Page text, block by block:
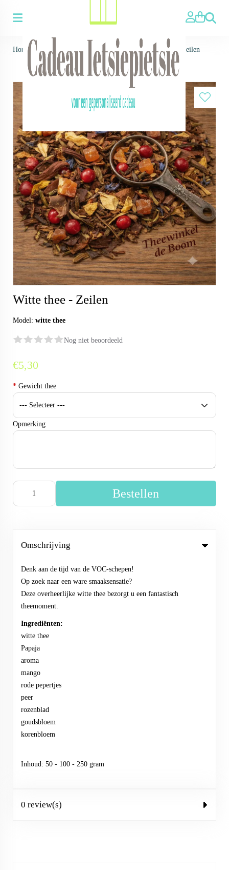
Zoeken
Home > Thee ▼>Losse thee > Witte thee > Witte thee - Zeilen
Witte thee - Zeilen
Model: witte thee
Nog niet beoordeeld
€5,30
* Gewicht thee
Opmerking
Bestellen
Omschrijving
Denk aan de tijd van de VOC-schepen!
Op zoek naar een ware smaaksensatie?
Deze overheerlijke witte thee bezorgt u een fantastisch
theemoment.
Ingrediënten:
witte thee
Papaja
aroma
mango
rode pepertjes
peer
rozenblad
goudsbloem
korenbloem
Inhoud: 50 - 100 - 250 gram
0 review(s)